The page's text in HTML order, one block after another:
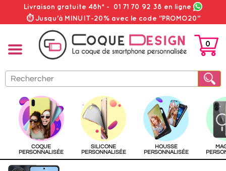
Livraison gratuite 48h* - 01 71 70 92 38 en ligne
⏱ Jusqu'à MINUIT-20% avec le code "PROMO20"
PANIER
0
COQUE
PERSONNALISÉE
SILICONE
PERSONNALISÉE
HOUSSE
PERSONNALISÉE